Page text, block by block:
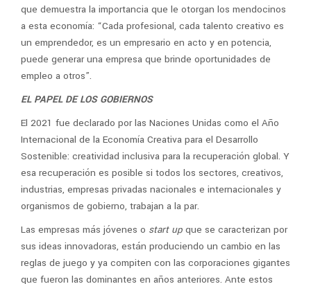
que demuestra la importancia que le otorgan los mendocinos
a esta economía: “Cada profesional, cada talento creativo es
un emprendedor, es un empresario en acto y en potencia,
puede generar una empresa que brinde oportunidades de
empleo a otros”.
EL PAPEL DE LOS GOBIERNOS
El 2021 fue declarado por las Naciones Unidas como el Año
Internacional de la Economía Creativa para el Desarrollo
Sostenible: creatividad inclusiva para la recuperación global. Y
esa recuperación es posible si todos los sectores, creativos,
industrias, empresas privadas nacionales e internacionales y
organismos de gobierno, trabajan a la par.
Las empresas más jóvenes o start up que se caracterizan por
sus ideas innovadoras, están produciendo un cambio en las
reglas de juego y ya compiten con las corporaciones gigantes
que fueron las dominantes en años anteriores. Ante estos